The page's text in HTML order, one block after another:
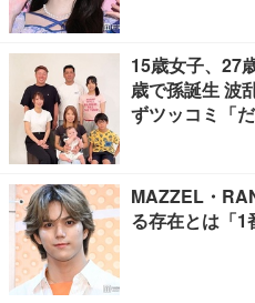
15歳女子、27
歳で孫誕生 波
ずツッコミ「
MAZZEL・
る存在とは「1